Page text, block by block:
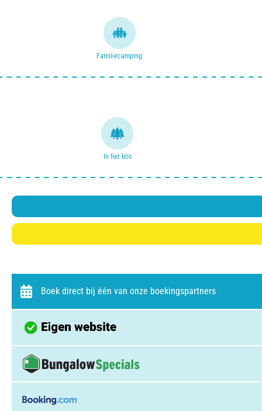
Familiecamping
In het bos
Boek direct bij één van onze boekingspartners